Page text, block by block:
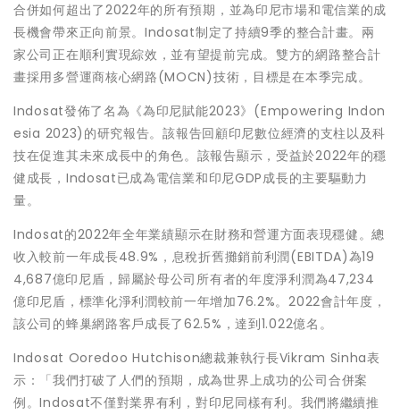
合併如何超出了2022年的所有預期，並為印尼市場和電信業的成
長機會帶來正向前景。Indosat制定了持續9季的整合計畫。兩
家公司正在順利實現綜效，並有望提前完成。雙方的網路整合計
畫採用多營運商核心網路(MOCN)技術，目標是在本季完成。
Indosat發佈了名為《為印尼賦能2023》(Empowering Indon
esia 2023)的研究報告。該報告回顧印尼數位經濟的支柱以及科
技在促進其未來成長中的角色。該報告顯示，受益於2022年的穩
健成長，Indosat已成為電信業和印尼GDP成長的主要驅動力
量。
Indosat的2022年全年業績顯示在財務和營運方面表現穩健。總
收入較前一年成長48.9%，息稅折舊攤銷前利潤(EBITDA)為19
4,687億印尼盾，歸屬於母公司所有者的年度淨利潤為47,234
億印尼盾，標準化淨利潤較前一年增加76.2%。2022會計年度，
該公司的蜂巢網路客戶成長了62.5%，達到1.022億名。
Indosat Ooredoo Hutchison總裁兼執行長Vikram Sinha表
示：「我們打破了人們的預期，成為世界上成功的公司合併案
例。Indosat不僅對業界有利，對印尼同樣有利。我們將繼續推